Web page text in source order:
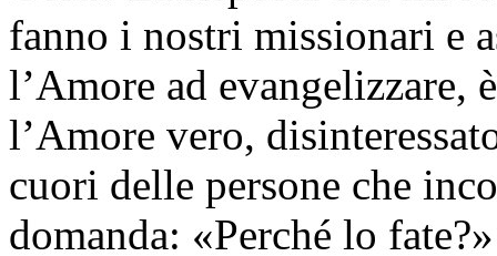
fanno i nostri missionari e
l’Amore ad evangelizzare,
l’Amore vero,
cuori delle persone che
domanda: «Perché lo